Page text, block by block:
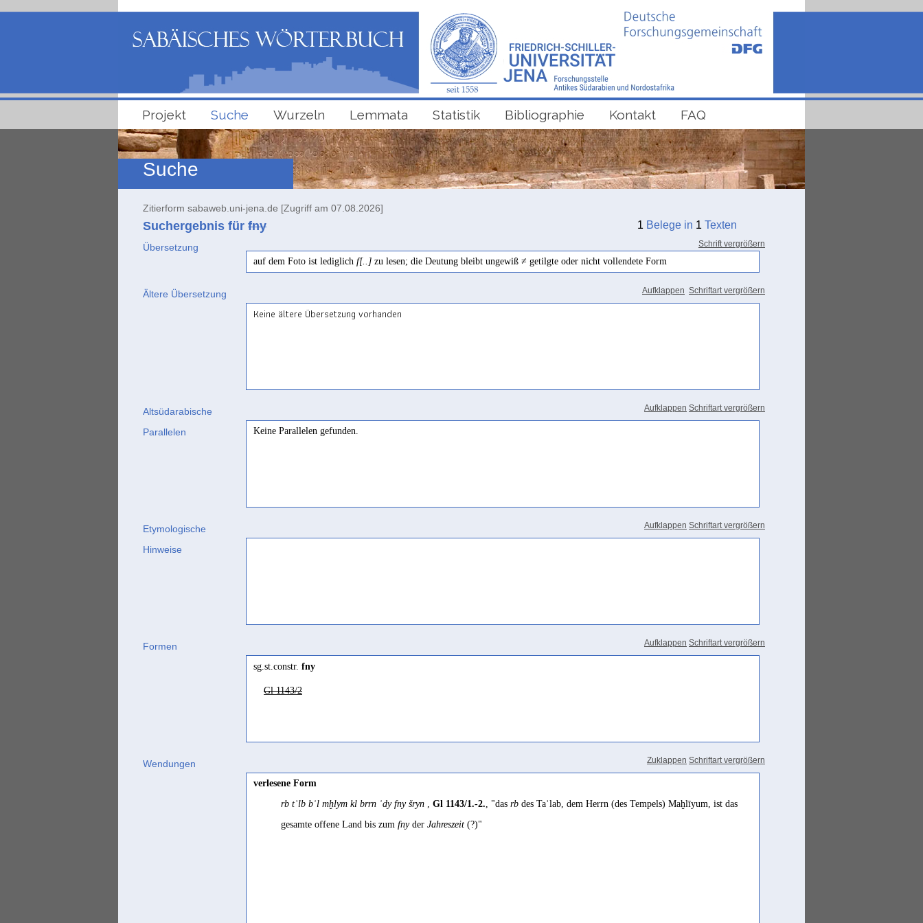
Projekt Suche Wurzeln Lemmata Statistik Bibliographie Kontakt FAQ
Suche
Zitierform sabaweb.uni-jena.de [Zugriff am 07.08.2026]
Suchergebnis für fny 1 Belege in 1 Texten
Übersetzung Schrift vergrößern
auf dem Foto ist lediglich f[..] zu lesen; die Deutung bleibt ungewiß ≠ getilgte oder nicht vollendete Form
Ältere Übersetzung Aufklappen Schriftart vergrößern
Keine ältere Übersetzung vorhanden
Altsüdarabische
Parallelen
Aufklappen Schriftart vergrößern
Keine Parallelen gefunden.
Etymologische
Hinweise
Aufklappen Schriftart vergrößern
Formen Aufklappen Schriftart vergrößern
sg.st.constr. fny
Gl 1143/2
Wendungen Zuklappen Schriftart vergrößern
verlesene Form
rb tʾlb bʿl mḫlym kl brrn ʿdy fny šryn , Gl 1143/1.-2., "das rb des Taʾlab, dem Herrn (des Tempels) Maḫlīyum, ist das
gesamte offene Land bis zum fnyder Jahreszeit (?)"